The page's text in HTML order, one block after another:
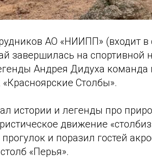
АО «НИИПП» (входит
завершилась на спортивной
Андрея Дидуха команда
Столбы».
истории и легенды про
движение
и поразил гостей
«Перья».